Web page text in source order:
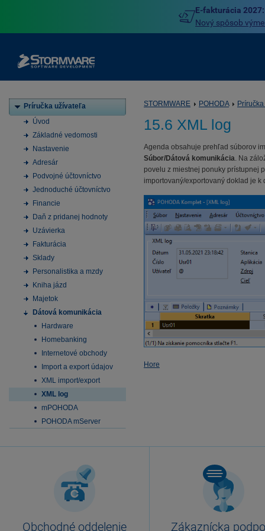
E-fakturácia 2027:
Nový spôsob
Príručka užívateľa
Úvod
Základné vedomosti
Nastavenie
Adresár
Podvojné účtovníctvo
Jednoduché účtovníctvo
Financie
Daň z pridanej hodnoty
Uzávierka
Fakturácia
Sklady
Personalistika a mzdy
Kniha jázd
Majetok
Dátová komunikácia
Hardware
Homebanking
Internetové obchody
Import a export údajov
XML import/export
XML log
mPOHODA
POHODA mServer
STORMWARE POHODA
15.6 XML log
Agenda obsahuje prehľad súborov
Súbor/Dátová komunikácia. Na
povelu z miestnej ponuky prístupnej
importovaný/exportovaný doklad je
Hore
Obchodné oddelenie Zákaznícka